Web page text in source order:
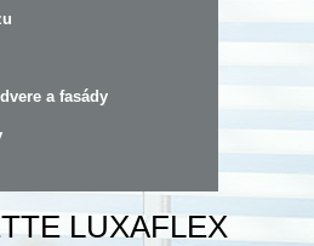
a fasády
LUXAFLEX